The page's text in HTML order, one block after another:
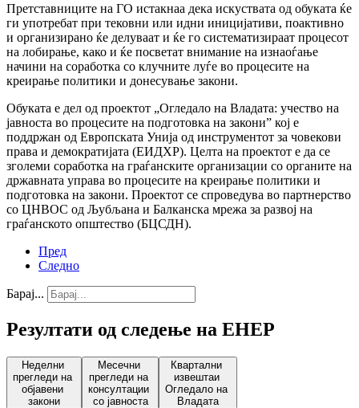
Претставниците на ГО истакнаа дека искуствата од обуката ќе
ги употребат при тековни или идни иницијативи, поактивно
и организирано ќе делуваат и ќе го систематизираат процесот
на лобирање, како и ќе посветат внимание на изнаоѓање
начини на соработка со клучните луѓе во процесите на
креирање политики и донесување закони.
Обуката е дел од проектот „Огледало на Владата: учество на
јавноста во процесите на подготовка на закони” кој е
поддржан од Европската Унија од инструментот за човекови
права и демократијата (ЕИДХР). Целта на проектот е да се
зголеми соработка на граѓанските организации со органите на
државната управа во процесите на креирање политики и
подготовка на закони. Проектот се спроведува во партнерство
со ЦНВОС од Љубљана и Балканска мрежа за развој на
граѓанското општество (БЦСДН).
Пред
Следно
Барај...
Резултати од следење на ЕНЕР
Неделни
прегледи на
објавени
закони
Месечни
прегледи на
консултации
со јавноста
Квартални
извештаи
Огледало на
Владата